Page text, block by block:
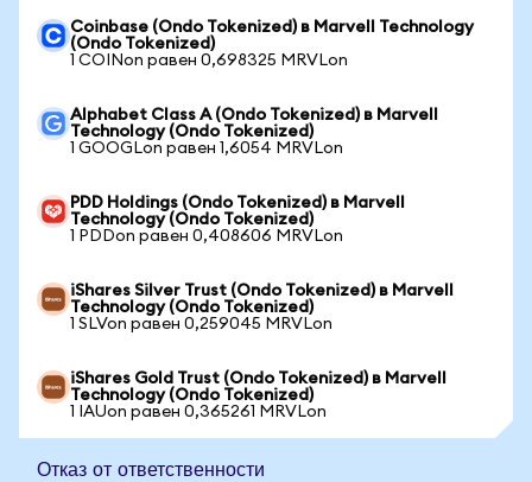
Coinbase (Ondo Tokenized) в Marvell Technology
(Ondo Tokenized)
1 COINon равен 0,698325 MRVLon
Alphabet Class A (Ondo Tokenized) в Marvell
Technology (Ondo Tokenized)
1 GOOGLon равен 1,6054 MRVLon
PDD Holdings (Ondo Tokenized) в Marvell
Technology (Ondo Tokenized)
1 PDDon равен 0,408606 MRVLon
iShares Silver Trust (Ondo Tokenized) в Marvell
Technology (Ondo Tokenized)
1 SLVon равен 0,259045 MRVLon
iShares Gold Trust (Ondo Tokenized) в Marvell
Technology (Ondo Tokenized)
1 IAUon равен 0,365261 MRVLon
Отказ от ответственности